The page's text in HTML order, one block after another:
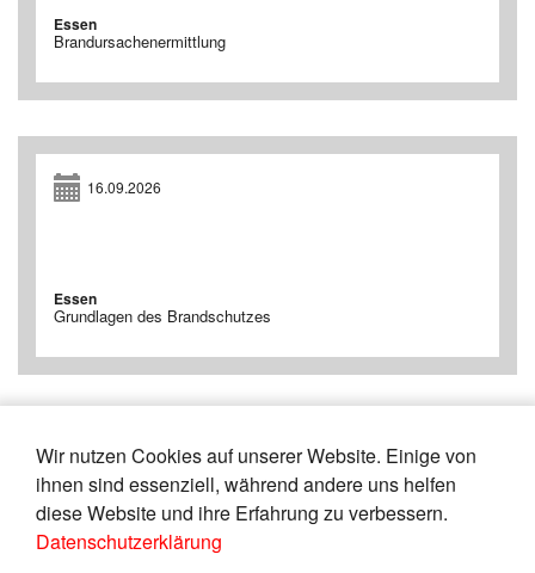
Wir nutzen Cookies auf unserer Website. Einige von
ihnen sind essenziell, während andere uns helfen
diese Website und ihre Erfahrung zu verbessern.
Datenschutzerklärung
Essen
Brandursachenermittlung
16.09.2026
Essen
Grundlagen des Brandschutzes
« 1 2 3 4 5 6 7 8 9
10
»